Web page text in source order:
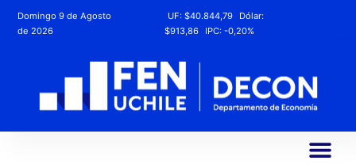
Domingo 9 de Agosto
de 2026
UF:$40.844,79
Dólar:
$913,86
IPC:-0,20%